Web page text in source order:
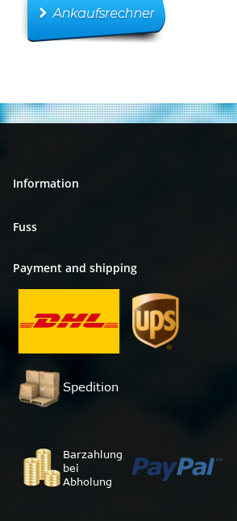
Information
Fuss
Payment and shipping